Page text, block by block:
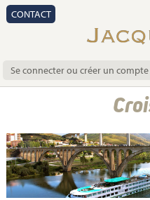
CONTACT
Se connecter ou créer un compte